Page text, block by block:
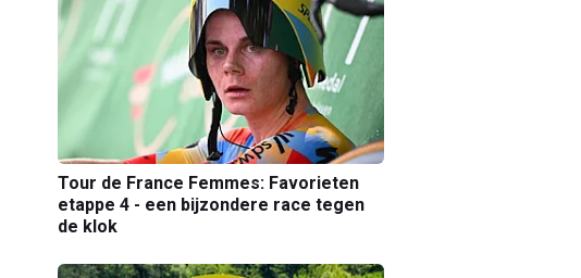
Tour de France Femmes: Favorieten
etappe 4 - een bijzondere race tegen
de klok